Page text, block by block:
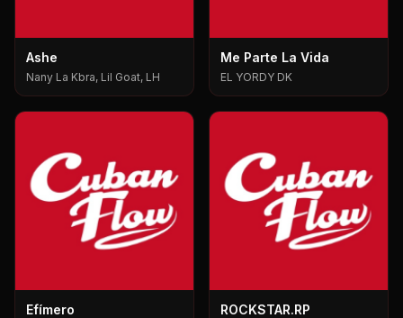
Ashe
Nany La Kbra, Lil Goat, LH
Me Parte La Vida
EL YORDY DK
Efímero ROCKSTAR.RP